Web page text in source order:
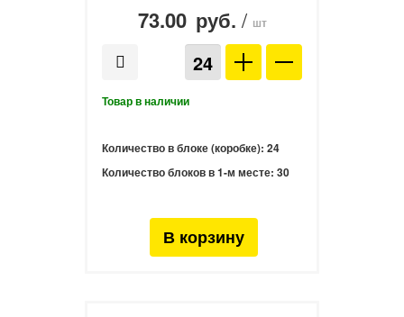
73.00 руб. / шт
Количество в блоке (коробке): 24
Количество блоков в 1-м месте: 30